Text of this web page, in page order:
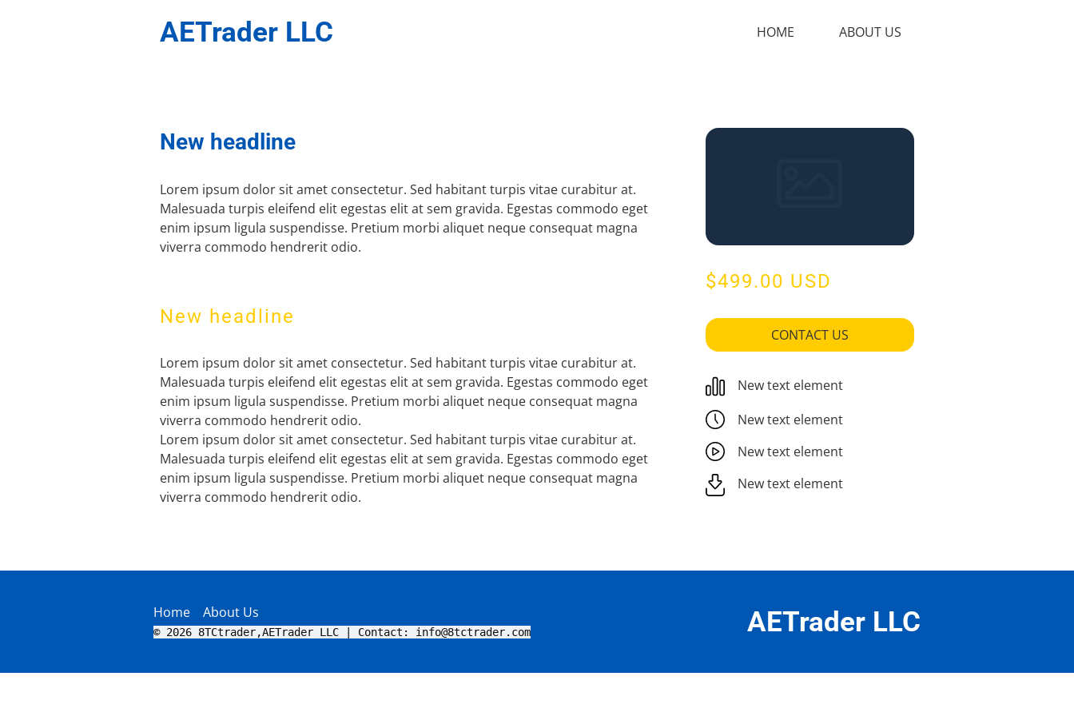
AETrader LLC HOME ABOUT US
New headline
Lorem ipsum dolor sit amet consectetur. Sed habitant turpis vitae curabitur at.
Malesuada turpis eleifend elit egestas elit at sem gravida. Egestas commodo eget
enim ipsum ligula suspendisse. Pretium morbi aliquet neque consequat magna
viverra commodo hendrerit odio.
New headline
Lorem ipsum dolor sit amet consectetur. Sed habitant turpis vitae curabitur at.
Malesuada turpis eleifend elit egestas elit at sem gravida. Egestas commodo eget
enim ipsum ligula suspendisse. Pretium morbi aliquet neque consequat magna
viverra commodo hendrerit odio.
Lorem ipsum dolor sit amet consectetur. Sed habitant turpis vitae curabitur at.
Malesuada turpis eleifend elit egestas elit at sem gravida. Egestas commodo eget
enim ipsum ligula suspendisse. Pretium morbi aliquet neque consequat magna
viverra commodo hendrerit odio.
$499.00 USD
CONTACT US
New text element
New text element
New text element
New text element
Home About Us
© 2026 8TCtrader,AETrader LLC | Contact: info@8tctrader.com AETrader LLC